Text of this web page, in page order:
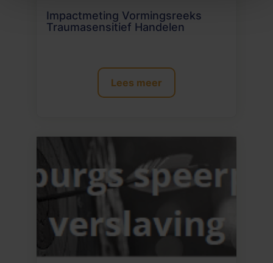
Impactmeting Vormingsreeks
Traumasensitief Handelen
Lees meer